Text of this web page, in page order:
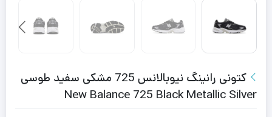
کتونی رانینگ نیوبالانس 725 مشکی سفید طوسی
New Balance 725 Black Metallic Silver